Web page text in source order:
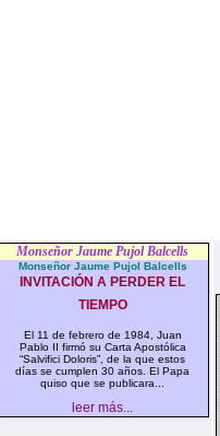
Monseñor Jaume Pujol Balcells
Monseñor Jaume Pujol Balcells
INVITACIÓN A PERDER EL
TIEMPO
El 11 de febrero de 1984, Juan
Pablo II firmó su Carta Apostólica
“Salvifici Doloris”, de la que estos
días se cumplen 30 años. El Papa
quiso que se publicara...
leer más...